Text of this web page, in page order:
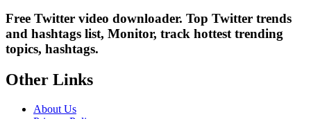
Free Twitter video downloader. Top Twitter trends
and hashtags list, Monitor, track hottest trending
topics, hashtags.
Other Links
About Us